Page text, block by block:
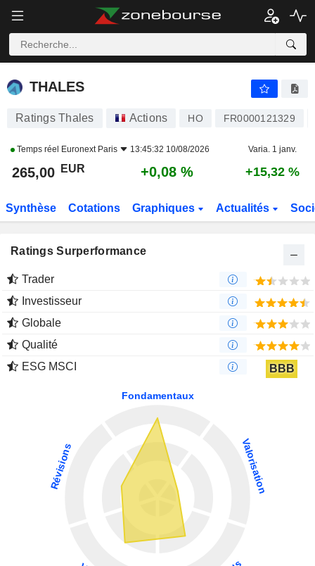
THALES
THALES
Ratings Thales Actions HO FR0000121329
Temps réel Euronext Paris 13:45:32 10/08/2026 Varia. 1 janv.
265,00 EUR +0,08 % +15,32 %
Synthèse Cotations Graphiques Actualités
Ratings Surperformance
Trader
Investisseur
Globale
Qualité
ESG MSCI
BBB